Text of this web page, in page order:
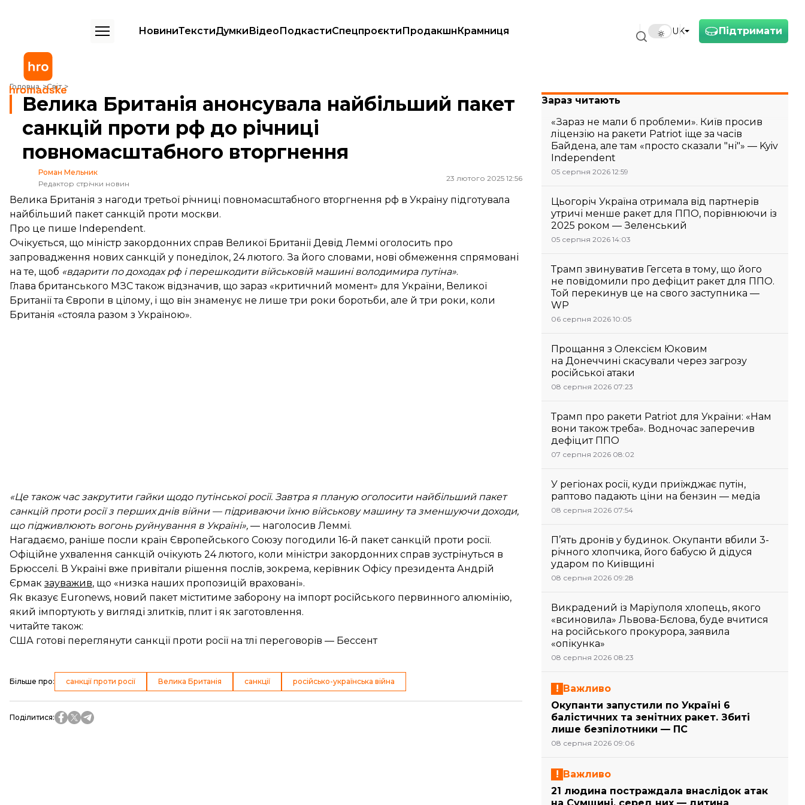
Підтримати
UK
НовиниТекстиДумкиВідеоПодкастиСпецпроєктиПродакшнКрамниця
Головна Світ
Велика Британія анонсувала найбільший пакет санкцій проти рф до річниці повномасштабного вторгнення
Велика Британія анонсувала найбільший пакет
санкцій проти рф до річниці
повномасштабного вторгнення
Роман Мельник
Редактор стрічки новин
23 лютого 2025 12:56
Велика Британія з нагоди третьої річниці повномасштабного вторгнення рф в Україну підготувала
найбільший пакет санкцій проти москви.
Про це пише Independent.
Очікується, що міністр закордонних справ Великої Британії Девід Леммі оголосить про
запровадження нових санкцій у понеділок, 24 лютого. За його словами, нові обмеження спрямовані
на те, щоб «вдарити по доходах рф і перешкодити військовій машині володимира путіна».
Глава британського МЗС також відзначив, що зараз «критичний момент» для України, Великої
Британії та Європи в цілому, і що він знаменує не лише три роки боротьби, але й три роки, коли
Британія «стояла разом з Україною».
«Це також час закрутити гайки щодо путінської росії. Завтра я планую оголосити найбільший пакет
санкцій проти росії з перших днів війни — підриваючи їхню військову машину та зменшуючи доходи,
що підживлюють вогонь руйнування в Україні», — наголосив Леммі.
Нагадаємо, раніше посли країн Європейського Союзу погодили 16-й пакет санкцій проти росії.
Офіційне ухвалення санкцій очікують 24 лютого, коли міністри закордонних справ зустрінуться в
Брюсселі. В Україні вже привітали рішення послів, зокрема, керівник Офісу президента Андрій
Єрмак зауважив, що «низка наших пропозицій враховані».
Як вказує Euronews, новий пакет міститиме заборону на імпорт російського первинного алюмінію,
який імпортують у вигляді злитків, плит і як заготовлення.
читайте також:
США готові переглянути санкції проти росії на тлі переговорів — Бессент
Більше про: санкції проти росії Велика Британія санкції російсько-українська війна
Поділитися:
Зараз читають
«Зараз не мали б проблеми». Київ просив
ліцензію на ракети Patriot іще за часів
Байдена, але там «просто сказали "ні"» — Kyiv
Independent
05 серпня 2026 12:59
Цьогоріч Україна отримала від партнерів
утричі менше ракет для ППО, порівнюючи із
2025 роком — Зеленський
05 серпня 2026 14:03
Трамп звинуватив Гегсета в тому, що його
не повідомили про дефіцит ракет для ППО.
Той перекинув це на свого заступника —
WP
06 серпня 2026 10:05
Прощання з Олексієм Юковим
на Донеччині скасували через загрозу
російської атаки
08 серпня 2026 07:23
Трамп про ракети Patriot для України: «Нам
вони також треба». Водночас заперечив
дефіцит ППО
07 серпня 2026 08:02
У регіонах росії, куди приїжджає путін,
раптово падають ціни на бензин — медіа
08 серпня 2026 07:54
П’ять дронів у будинок. Окупанти вбили 3-
річного хлопчика, його бабусю й дідуся
ударом по Київщині
08 серпня 2026 09:28
Викрадений із Маріуполя хлопець, якого
«всиновила» Львова-Бєлова, буде вчитися
на російського прокурора, заявила
«опікунка»
08 серпня 2026 08:23
Важливо
Окупанти запустили по Україні 6
балістичних та зенітних ракет. Збиті
лише безпілотники — ПС
08 серпня 2026 09:06
Важливо
21 людина постраждала внаслідок атак